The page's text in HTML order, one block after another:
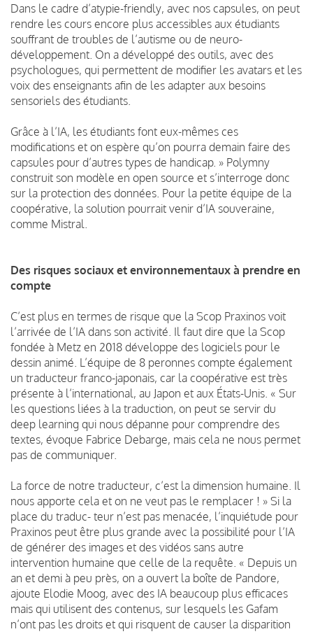
Dans le cadre d’atypie-friendly, avec nos capsules, on peut
rendre les cours encore plus accessibles aux étudiants
souffrant de troubles de l’autisme ou de neuro-
développement. On a développé des outils, avec des
psychologues, qui permettent de modifier les avatars et les
voix des enseignants afin de les adapter aux besoins
sensoriels des étudiants.
Grâce à l’IA, les étudiants font eux-mêmes ces
modifications et on espère qu’on pourra demain faire des
capsules pour d’autres types de handicap. » Polymny
construit son modèle en open source et s’interroge donc
sur la protection des données. Pour la petite équipe de la
coopérative, la solution pourrait venir d’IA souveraine,
comme Mistral.
Des risques sociaux et environnementaux à prendre en
compte
C’est plus en termes de risque que la Scop Praxinos voit
l’arrivée de l’IA dans son activité. Il faut dire que la Scop
fondée à Metz en 2018 développe des logiciels pour le
dessin animé. L’équipe de 8 peronnes compte également
un traducteur franco-japonais, car la coopérative est très
présente à l’international, au Japon et aux États-Unis. « Sur
les questions liées à la traduction, on peut se servir du
deep learning qui nous dépanne pour comprendre des
textes, évoque Fabrice Debarge, mais cela ne nous permet
pas de communiquer.
La force de notre traducteur, c’est la dimension humaine. Il
nous apporte cela et on ne veut pas le remplacer ! » Si la
place du traduc- teur n’est pas menacée, l’inquiétude pour
Praxinos peut être plus grande avec la possibilité pour l’IA
de générer des images et des vidéos sans autre
intervention humaine que celle de la requête. « Depuis un
an et demi à peu près, on a ouvert la boîte de Pandore,
ajoute Elodie Moog, avec des IA beaucoup plus efficaces
mais qui utilisent des contenus, sur lesquels les Gafam
n’ont pas les droits et qui risquent de causer la disparition